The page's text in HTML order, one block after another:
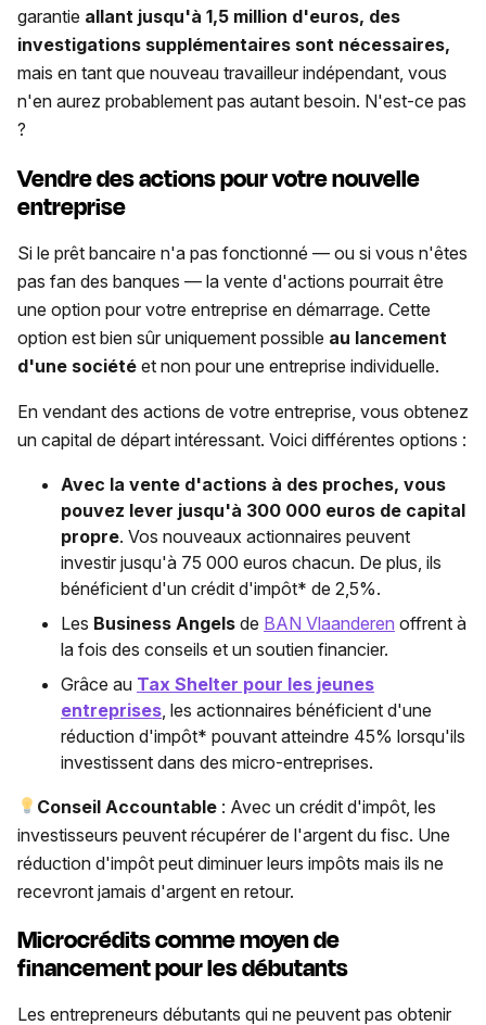
garantie allant jusqu'à 1,5 million d'euros, des
investigations supplémentaires sont nécessaires,
mais en tant que nouveau travailleur indépendant, vous
n'en aurez probablement pas autant besoin. N'est-ce pas
?
Vendre des actions pour votre nouvelle
entreprise
Si le prêt bancaire n'a pas fonctionné — ou si vous n'êtes
pas fan des banques — la vente d'actions pourrait être
une option pour votre entreprise en démarrage. Cette
option est bien sûr uniquement possible au lancement
d'une société et non pour une entreprise individuelle.
En vendant des actions de votre entreprise, vous obtenez
un capital de départ intéressant. Voici différentes options :
Avec la vente d'actions à des proches, vous
pouvez lever jusqu'à 300 000 euros de capital
propre. Vos nouveaux actionnaires peuvent
investir jusqu'à 75 000 euros chacun. De plus, ils
bénéficient d'un crédit d'impôt* de 2,5%.
Les Business Angels de BAN Vlaanderen offrent à
la fois des conseils et un soutien financier.
Grâce au Tax Shelter pour les jeunes
entreprises , les actionnaires bénéficient d'une
réduction d'impôt* pouvant atteindre 45% lorsqu'ils
investissent dans des micro-entreprises.
Conseil Accountable : Avec un crédit d'impôt, les
investisseurs peuvent récupérer de l'argent du fisc. Une
réduction d'impôt peut diminuer leurs impôts mais ils ne
recevront jamais d'argent en retour.
Microcrédits comme moyen de
financement pour les débutants
Les entrepreneurs débutants qui ne peuvent pas obtenir